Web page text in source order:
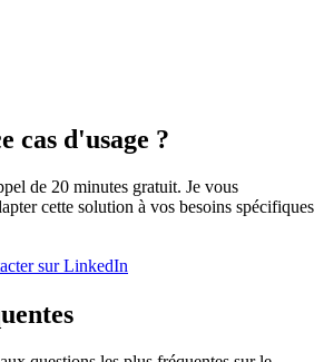
cas d'usage ?
de 20 minutes gratuit. Je vous
cette solution à vos besoins spécifiques
sur LinkedIn